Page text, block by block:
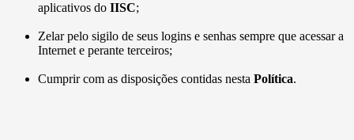
aplicativos do IISC;
Zelar pelo sigilo de seus logins e senhas sempre que acessar a
Internet e perante terceiros;
Cumprir com as disposições contidas nesta Política.